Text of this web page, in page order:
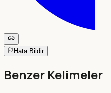
Hata Bildir
Benzer Kelimeler